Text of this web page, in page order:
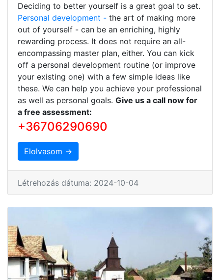
Deciding to better yourself is a great goal to set.
Personal development - the art of making more
out of yourself - can be an enriching, highly
rewarding process. It does not require an all-
encompassing master plan, either. You can kick
off a personal development routine (or improve
your existing one) with a few simple ideas like
these. We can help you achieve your professional
as well as personal goals. Give us a call now for
a free assessment:
+36706290690
Elolvasom →
Létrehozás dátuma: 2024-10-04